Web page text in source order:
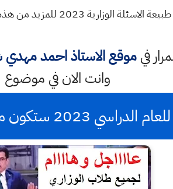
بالفيديو اسمع تصريح وكيل
فيموقع الاستاذ احمد
وانت الان في موضوع
ستكون منهجية ومن اسئلة الكتاب